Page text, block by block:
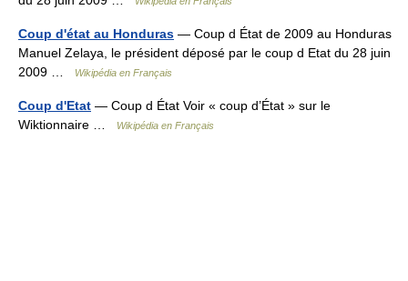
Coup d'état au Honduras — Coup d État de 2009 au Honduras
Manuel Zelaya, le président déposé par le coup d Etat du 28 juin
2009 …
Wikipédia en Français
Coup d'Etat — Coup d État Voir « coup d’État » sur le
Wiktionnaire …
Wikipédia en Français